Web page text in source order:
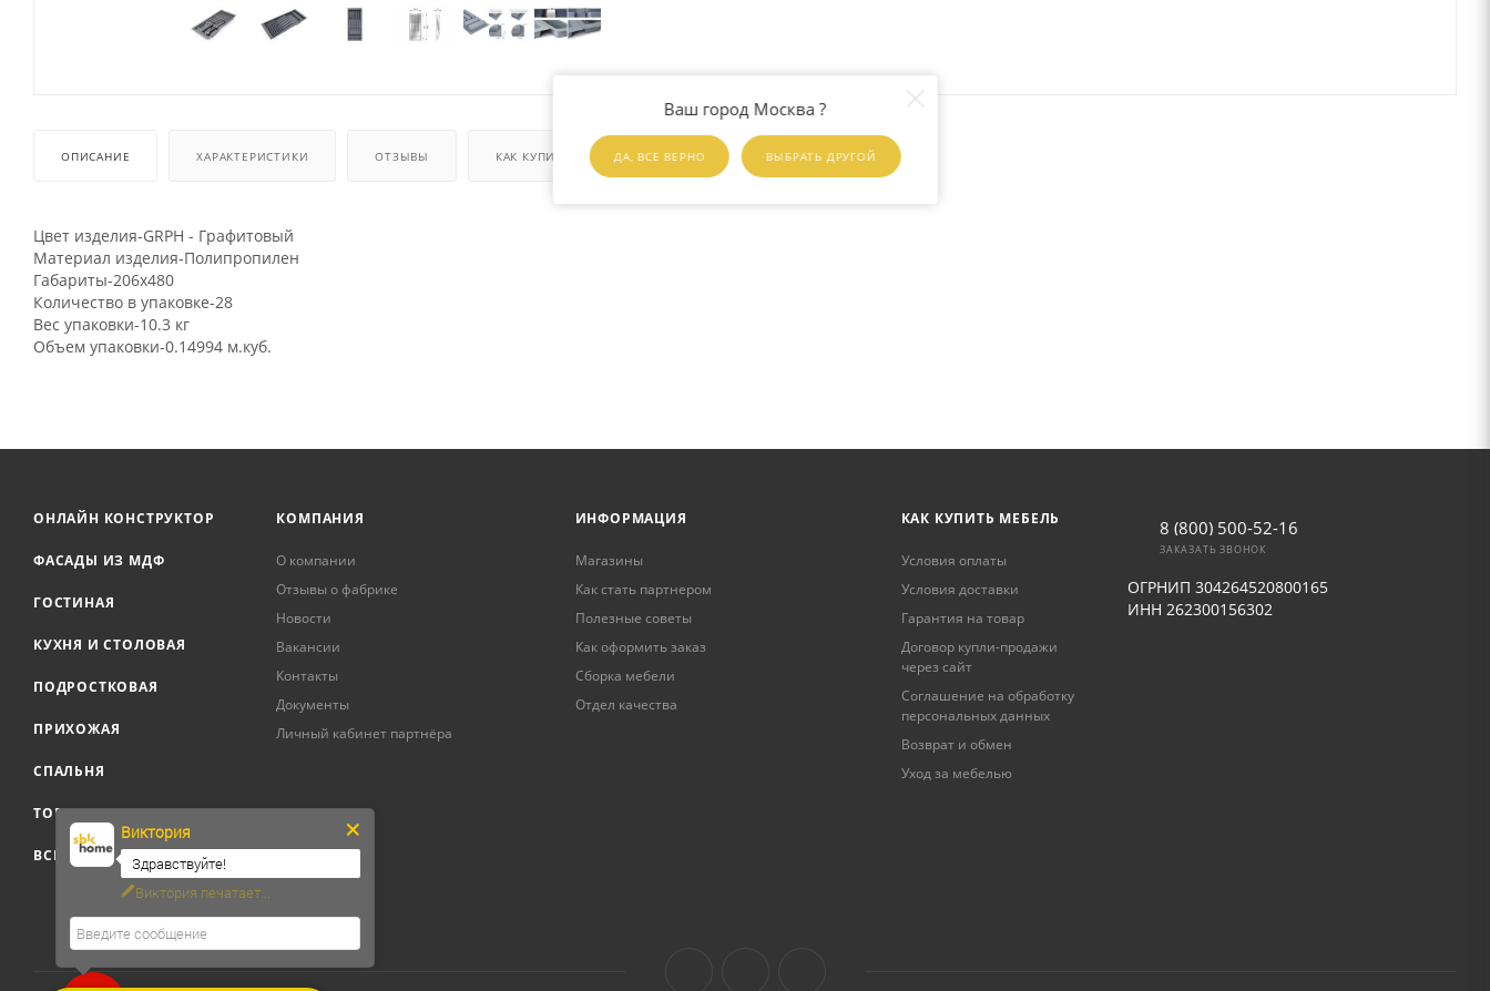
Ваш город Москва ?
ДА, ВСЕ ВЕРНО ВЫБРАТЬ ДРУГОЙ
ОПИСАНИЕ ХАРАКТЕРИСТИКИ ОТЗЫВЫ КАК КУПИТЬ ОПЛАТА ДОСТАВКА
Цвет изделия-GRPH - Графитовый
Материал изделия-Полипропилен
Габариты-206x480
Количество в упаковке-28
Вес упаковки-10.3 кг
Объем упаковки-0.14994 м.куб.
ОНЛАЙН КОНСТРУКТОР
ФАСАДЫ ИЗ МДФ
ГОСТИНАЯ
КУХНЯ И СТОЛОВАЯ
ПОДРОСТКОВАЯ
ПРИХОЖАЯ
СПАЛЬНЯ
ТОВАРЫ ДЛЯ ДОМА
ВСЕ ТОВАРЫ
КОМПАНИЯ
О компании
Отзывы о фабрике
Новости
Вакансии
Контакты
Документы
Личный кабинет партнёра
ИНФОРМАЦИЯ
Магазины
Как стать партнером
Полезные советы
Как оформить заказ
Сборка мебели
Отдел качества
КАК КУПИТЬ МЕБЕЛЬ
Условия оплаты
Условия доставки
Гарантия на товар
Договор купли-продажи
через сайт
Соглашение на обработку
персональных данных
Возврат и обмен
Уход за мебелью
8 (800) 500-52-16
ЗАКАЗАТЬ ЗВОНОК
ОГРНИП 304264520800165
ИНН 262300156302
Виктория
Здравствуйте!
Нужна консультация?